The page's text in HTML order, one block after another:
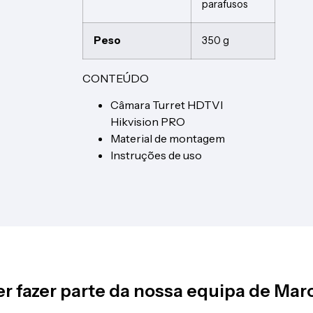
parafusos
Peso 350 g
CONTEÚDO
Câmara Turret HDTVI
Hikvision PRO
Material de montagem
Instruções de uso
fazer parte da nossa equipa de